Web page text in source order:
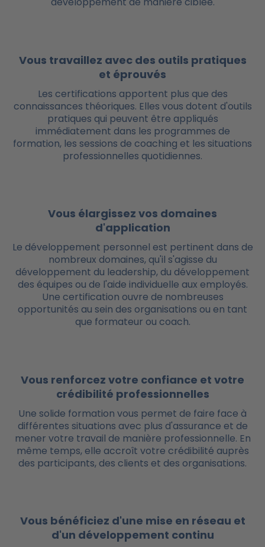
Vous travaillez avec des outils pratiques
et éprouvés
Les certifications apportent plus que des
connaissances théoriques. Elles vous dotent d'outils
pratiques qui peuvent être appliqués
immédiatement dans les programmes de
formation, les sessions de coaching et les situations
professionnelles quotidiennes.
Vous élargissez vos domaines
d'application
Le développement personnel est pertinent dans de
nombreux domaines, qu'il s'agisse du
développement du leadership, du développement
des équipes ou de l'aide individuelle aux employés.
Une certification ouvre de nombreuses
opportunités au sein des organisations ou en tant
que formateur ou coach.
Vous renforcez votre confiance et votre
crédibilité professionnelles
Une solide formation vous permet de faire face à
différentes situations avec plus d'assurance et de
mener votre travail de manière professionnelle. En
même temps, elle accroît votre crédibilité auprès
des participants, des clients et des organisations.
Vous bénéficiez d'une mise en réseau et
d'un développement continu